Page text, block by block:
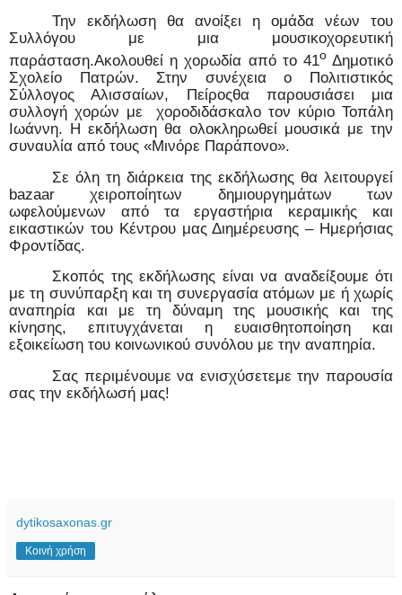
Την εκδήλωση θα ανοίξει η ομάδα νέων του
Συλλόγου με μια μουσικοχορευτική
παράσταση.Ακολουθεί η χορωδία από το 41ο Δημοτικό
Σχολείο Πατρών. Στην συνέχεια ο Πολιτιστικός
Σύλλογος Αλισσαίων, Πείροςθα παρουσιάσει μια
συλλογή χορών με
χοροδιδάσκαλο τον κύριο Τοπάλη
Ιωάννη. Η εκδήλωση θα ολοκληρωθεί μουσικά με την
συναυλία από τους «Μινόρε Παράπονο».
Σε όλη τη διάρκεια της εκδήλωσης θα λειτουργεί
bazaar χειροποίητων δημιουργημάτων των
ωφελούμενων από τα εργαστήρια κεραμικής και
εικαστικών του Κέντρου μας Διημέρευσης – Ημερήσιας
Φροντίδας.
Σκοπός της εκδήλωσης είναι να αναδείξουμε ότι
με τη συνύπαρξη και τη συνεργασία ατόμων με ή χωρίς
αναπηρία και με τη δύναμη της μουσικής και της
κίνησης, επιτυγχάνεται η ευαισθητοποίηση και
εξοικείωση του κοινωνικού συνόλου με την αναπηρία.
Σας περιμένουμε να ενισχύσετεμε την παρουσία
σας την εκδήλωσή μας!
dytikosaxonas.gr
Κοινή χρήση